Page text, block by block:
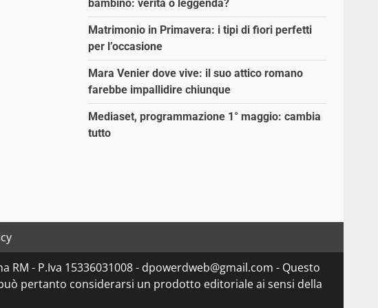
bambino: verità o leggenda?
Matrimonio in Primavera: i tipi di fiori perfetti
per l’occasione
Mara Venier dove vive: il suo attico romano
farebbe impallidire chiunque
Mediaset, programmazione 1° maggio: cambia
tutto
- P.Iva 15336031008 - dpowerdweb@gmail.com - Questo
pertanto considerarsi un prodotto editoriale ai sensi della